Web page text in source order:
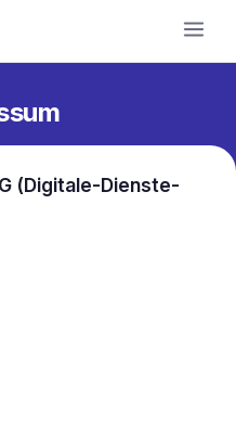
(Digitale-Dienste-